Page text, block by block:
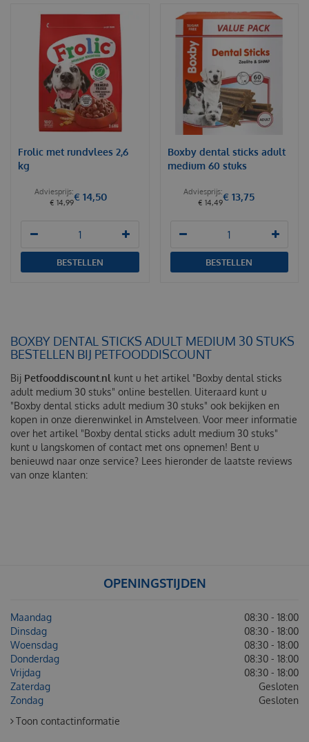
Frolic met rundvlees 2,6
kg
€ 14,99€ 14,50
BESTELLEN
Boxby dental sticks adult
medium 60 stuks
€ 14,49€ 13,75
BESTELLEN
BOXBY DENTAL STICKS ADULT MEDIUM 30 STUKS
BESTELLEN BIJ PETFOODDISCOUNT
Bij Petfooddiscount.nl kunt u het artikel "Boxby dental sticks
adult medium 30 stuks" online bestellen. Uiteraard kunt u
"Boxby dental sticks adult medium 30 stuks" ook bekijken en
kopen in onze dierenwinkel in Amstelveen. Voor meer informatie
over het artikel "Boxby dental sticks adult medium 30 stuks"
kunt u langskomen of contact met ons opnemen! Bent u
benieuwd naar onze service? Lees hieronder de laatste reviews
van onze klanten:
OPENINGSTIJDEN
Maandag
08:30 - 18:00
Dinsdag
08:30 - 18:00
Woensdag
08:30 - 18:00
Donderdag
08:30 - 18:00
Vrijdag
08:30 - 18:00
Zaterdag
Gesloten
Zondag
Gesloten
Toon contactinformatie